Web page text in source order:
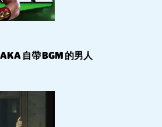
自帶 BGM 的男人